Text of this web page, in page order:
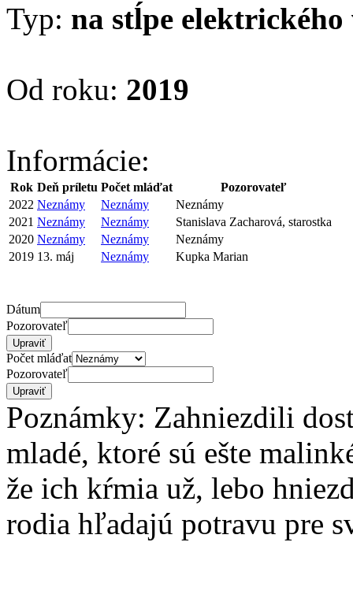
Typ: na stĺpe elektrického
Od roku: 2019
Informácie:
Rok Deň príletu Počet mláďat
Pozorovateľ
2022 Neznámy Neznámy
Neznámy
2021 Neznámy Neznámy
Stanislava Zacharová, starostka
2020 Neznámy Neznámy
Neznámy
2019 13. máj Neznámy Kupka Marian
Dátum
Pozorovateľ
Počet mláďat
Pozorovateľ
Poznámky: Zahniezdili
mladé, ktoré sú ešte
že ich kŕmia už, lebo
rodia hľadajú potravu pre